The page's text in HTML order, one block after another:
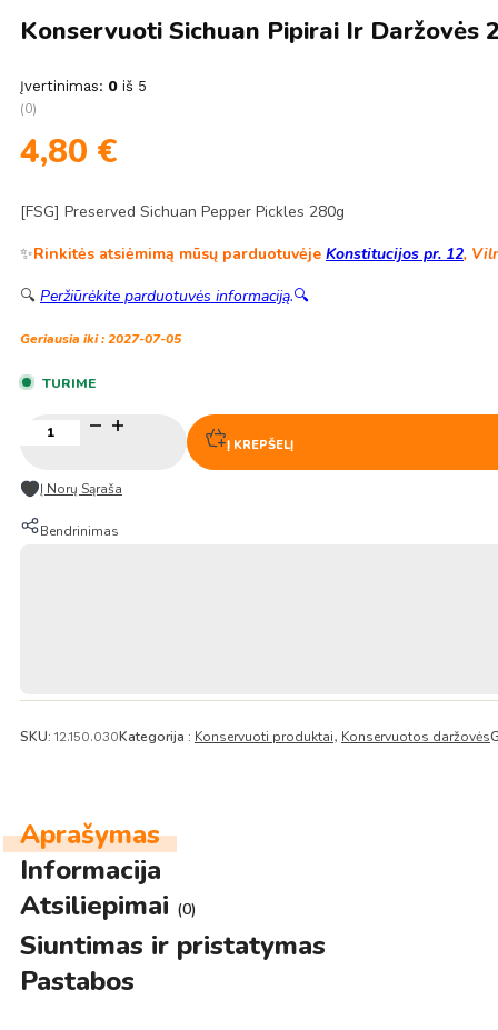
Konservuoti Sichuan Pipirai Ir Daržovės
Įvertinimas: 0 iš 5
(0)
4,80 €
[FSG] Preserved Sichuan Pepper Pickles 280g
✨Rinkitės atsiėmimą mūsų parduotuvėje Konstitucijos pr. 12,
🔍 Peržiūrėkite parduotuvės informaciją.🔍
Geriausia iki : 2027-07-05
TURIME
kiekis:
Sichuan
pipirai
ir
Į KREPŠELĮ
Į Norų Sąraša
Bendrinimas
SKU: 12.150.030Kategorija : Konservuoti produktai, Konservuotos daržovės
Aprašymas
Informacija
Atsiliepimai (0)
Siuntimas ir pristatymas
Pastabos